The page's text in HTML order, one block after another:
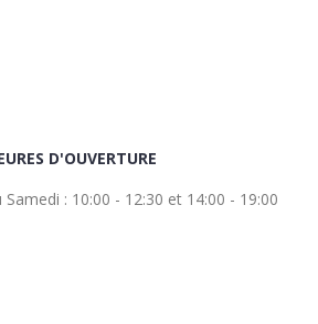
D'OUVERTURE
: 10:00 - 12:30 et 14:00 - 19:00